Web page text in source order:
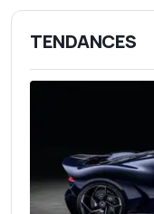
TENDANCES